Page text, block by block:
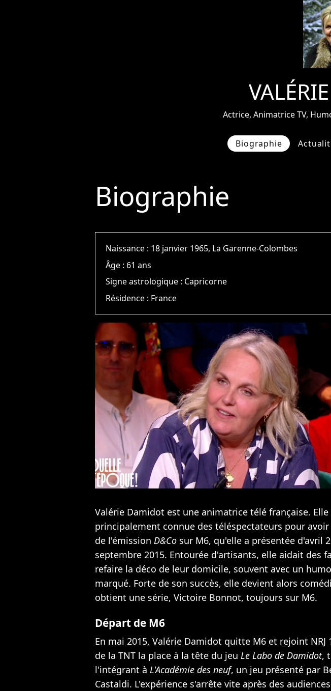
Actrice, Animatrice TV,
Biographie
Biographie
Naissance : 18 janvier 1965, La Garenne-Colombes
Âge : 61 ans
Signe astrologique : Capricorne
Résidence : France
Valérie Damidot est une animatrice télé française. Elle
principalement connue des téléspectateurs pour
de l'émission D&Co sur M6, qu'elle a présentée d'avril
septembre 2015. Entourée d'artisants, elle aidait des
refaire la déco de leur domicile, souvent avec un
marqué. Forte de son succès, elle devient alors
obtient une série, Victoire Bonnot, toujours sur M6.
Départ de M6
En mai 2015, Valérie Damidot quitte M6 et rejoint NRJ
de la TNT la place à la tête du jeu Le Labo de Damidot,
l'intégrant à L'Académie des neuf, un jeu présenté par
Castaldi. L'expérience s'arrête vite après des